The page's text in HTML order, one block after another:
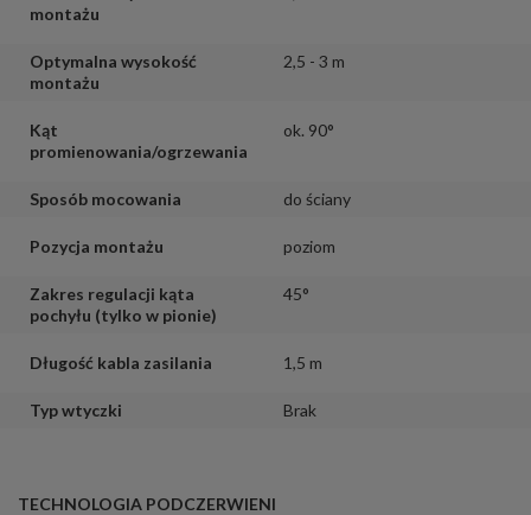
montażu
Optymalna wysokość
montażu
2,5 - 3 m
Kąt
promienowania/ogrzewania
ok. 90°
Sposób mocowania do ściany
Pozycja montażu poziom
Zakres regulacji kąta
pochyłu (tylko w pionie)
45°
Długość kabla zasilania 1,5 m
Typ wtyczki Brak
TECHNOLOGIA PODCZERWIENI